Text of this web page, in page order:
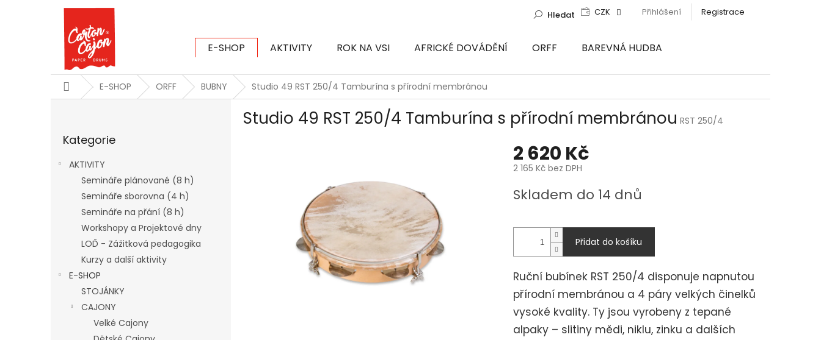
CZK Přihlášení Registrace
Hledat
E-SHOP AKTIVITY ROK NA VSI AFRICKÉ DOVÁDĚNÍ ORFF
BAREVNÁ HUDBA
DomůE-SHOP ORFF BUBNY Studio 49 RST 250/4 Tamburína s přírodní membránou
kategorie
Kategorie
AKTIVITY
Semináře plánované (8 h)
Semináře sborovna (4 h)
Semináře na přání (8 h)
Workshopy a Projektové dny
LOĎ - Zážitková pedagogika
Kurzy a další aktivity
E-SHOP
STOJÁNKY
CAJONY
Velké Cajony
Studio 49 RST 250/4 Tamburína s přírodní membránou RST 250/4
2 620 Kč
2 165 Kč bez DPH
cena:
Skladem do 14 dnů
Přidat do košíku
Ruční bubínek RST 250/4 disponuje napnutou
přírodní membránou a 4 páry velkých činelků
vysoké kvality. Ty jsou vyrobeny z tepané
alpaky – slitiny mědi, niklu, zinku a dalších